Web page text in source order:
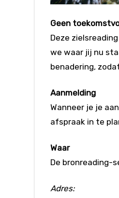
Geen
Deze
we waar jij nu
benadering,
Aanmelding
Wanneer je je
afspraak in te
Waar
De bronreading-
Adres: